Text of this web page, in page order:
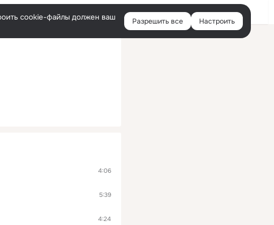
Войти
cookie-файлы должен ваш
Разрешить все Настроить
4:06
5:39
4:24